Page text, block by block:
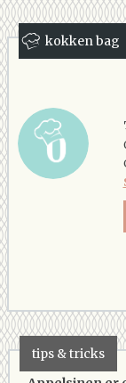
kokken bag
tips & tricks